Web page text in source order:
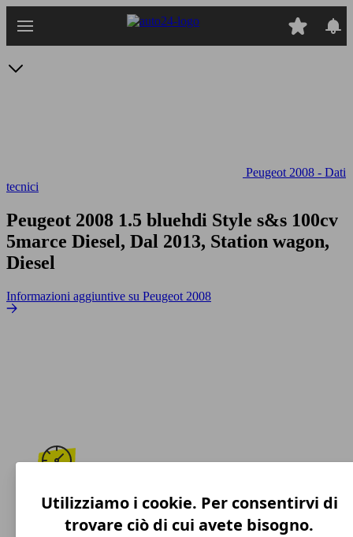
Peugeot 2008 - Dati
tecnici
Peugeot 2008 1.5 bluehdi Style s&s 100cv
5marce Diesel, Dal 2013, Station wagon,
Diesel
Informazioni aggiuntive su Peugeot 2008
182 km/h
Velocità massima
Utilizziamo i cookie. Per consentirvi di
trovare ciò di cui avete bisogno.